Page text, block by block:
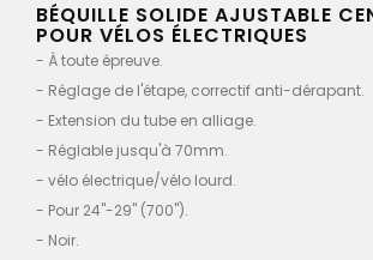
BÉQUILLE SOLIDE AJUSTABLE
POUR VÉLOS ÉLECTRIQUES
- À toute épreuve.
- Réglage de l'étape, correctif anti-dérapant.
- Extension du tube en alliage.
- Réglable jusqu'à 70mm.
- vélo électrique/vélo lourd.
- Pour 24"-29" (700").
- Noir.